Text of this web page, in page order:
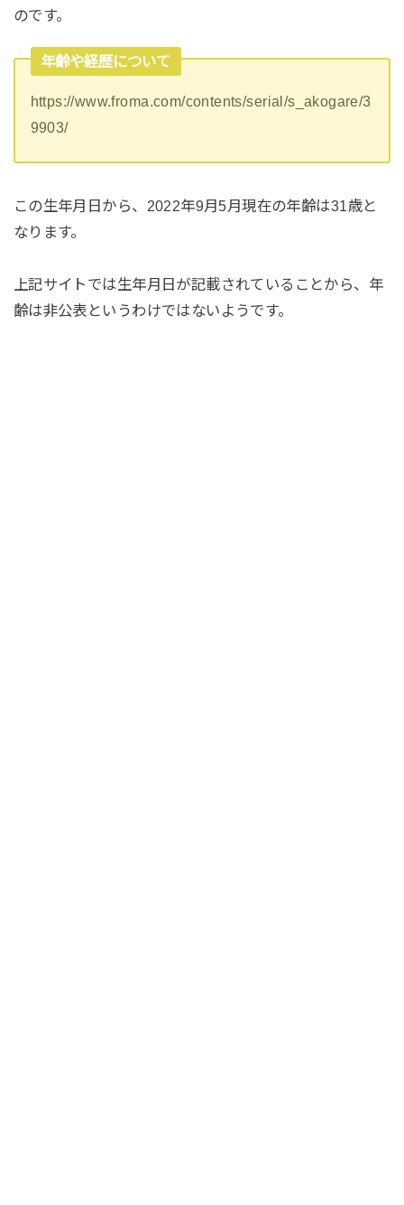
のです。
年齢や経歴について
https://www.froma.com/contents/serial/s_akogare/3
9903/
この生年月日から、2022年9月5月現在の年齢は31歳と
なります。
上記サイトでは生年月日が記載されていることから、年
齢は非公表というわけではないようです。